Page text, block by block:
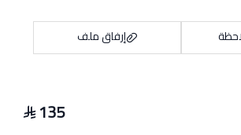
إرفاق ملف
135